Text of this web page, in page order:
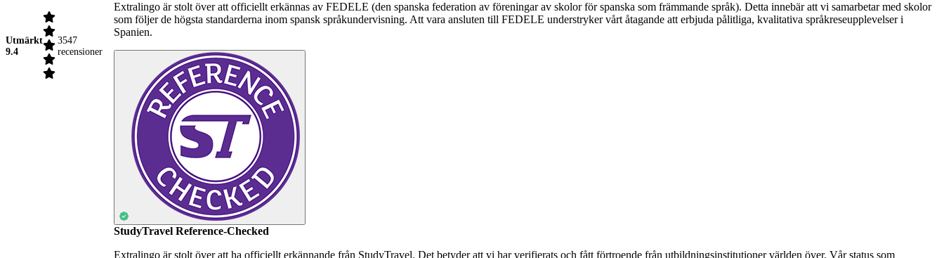
Utmärkt
9.4
3547
recensioner
Extralingo är stolt över att officiellt erkännas av FEDELE (den spanska federation av föreningar av skolor för spanska som främmande språk). Detta innebär att vi samarbetar med skolor
som följer de högsta standarderna inom spansk språkundervisning. Att vara ansluten till FEDELE understryker vårt åtagande att erbjuda pålitliga, kvalitativa språkreseupplevelser i
Spanien.
StudyTravel Reference-Checked
Extralingo är stolt över att ha officiellt erkännande från StudyTravel. Det betyder att vi har verifierats och fått förtroende från utbildningsinstitutioner världen över. Vår status som